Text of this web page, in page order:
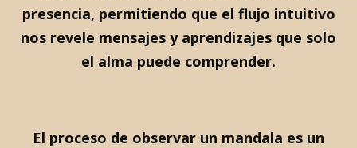
presencia, permitiendo que el flujo intuitivo
nos revele mensajes y aprendizajes que solo
el alma puede comprender.
El proceso de observar un mandala es un